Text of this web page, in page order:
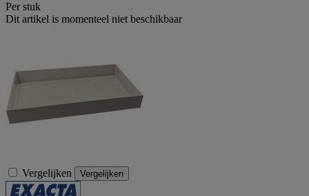
Per stuk
Dit artikel is momenteel niet beschikbaar
Vergelijken Vergelijken